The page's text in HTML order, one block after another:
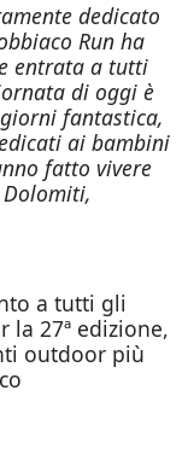
dedicato
Run ha
entrata a tutti
di oggi è
fantastica,
ai bambini
fatto vivere
a tutti gli
la 27ª edizione,
outdoor più